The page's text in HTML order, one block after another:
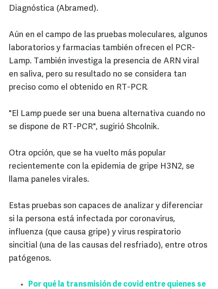
Diagnóstica (Abramed).
Aún en el campo de las pruebas moleculares, algunos
laboratorios y farmacias también ofrecen el PCR-
Lamp. También investiga la presencia de ARN viral
en saliva, pero su resultado no se considera tan
preciso como el obtenido en RT-PCR.
"El Lamp puede ser una buena alternativa cuando no
se dispone de RT-PCR", sugirió Shcolnik.
Otra opción, que se ha vuelto más popular
recientemente con la epidemia de gripe H3N2, se
llama paneles virales.
Estas pruebas son capaces de analizar y diferenciar
si la persona está infectada por coronavirus,
influenza (que causa gripe) y virus respiratorio
sincitial (una de las causas del resfriado), entre otros
patógenos.
Por qué la transmisión de covid entre quienes se